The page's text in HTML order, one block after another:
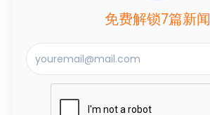
免费解锁7篇新闻